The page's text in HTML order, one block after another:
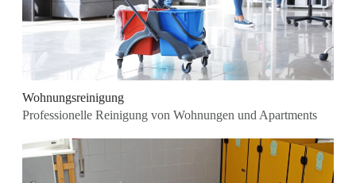
Wohnungsreinigung
Professionelle Reinigung von Wohnungen und Apartments